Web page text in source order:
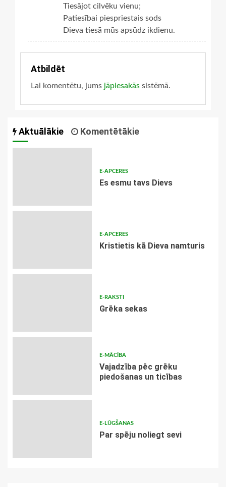
Tiesājot cilvēku vienu;
Patiesībai piespriestais sods
Dieva tiesā mūs apsūdz ikdienu.
Atbildēt
Lai komentētu, jums jāpiesakās sistēmā.
Aktuālākie Komentētākie
E-APCERES
Es esmu tavs Dievs
E-APCERES
Kristietis kā Dieva namturis
E-RAKSTI
Grēka sekas
E-MĀCĪBA
Vajadzība pēc grēku
piedošanas un ticības
E-LŪGŠANAS
Par spēju noliegt sevi